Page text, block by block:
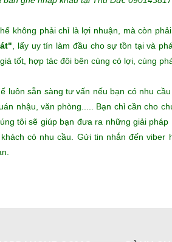
không phải chỉ là lợi nhuận, mà còn
, lấy uy tín làm đầu cho sự tồn tại và
tốt, hợp tác đôi bên cùng có lợi, cùng
luôn sẵn sàng tư vấn nếu bạn có nhu
nhậu, văn phòng..... Bạn chỉ cần cho
tôi sẽ giúp bạn đưa ra những giải
khách có nhu cầu. Gửi tin nhắn đến viber